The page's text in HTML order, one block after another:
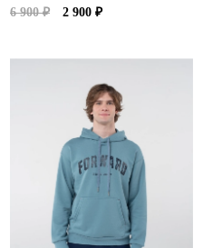
6 900 ₽
2 900 ₽